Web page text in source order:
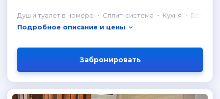
Душ и туалет в номере Сплит-система Кухня
Балкон
Подробное описание и цены
Забронировать